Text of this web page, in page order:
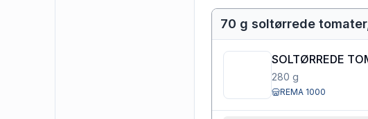
70 g soltørrede
SOLTØRREDE
280 g
REMA 1000